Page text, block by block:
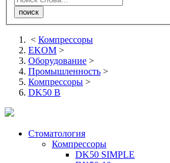
< Компрессоры
EKOM >
Оборудование >
Промышленность >
Компрессоры >
DK50 B
Стоматология
Компрессоры
DK50 SIMPLE